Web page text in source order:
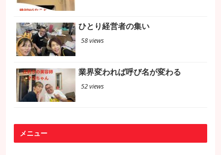
ひとり経営者の集い
58 views
業界変われば呼び名が変わる
52 views
メニュー